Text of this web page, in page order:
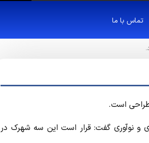
تماس با ما
طراحی است.
و نوآوری گفت: قرار است این سه شهرک در